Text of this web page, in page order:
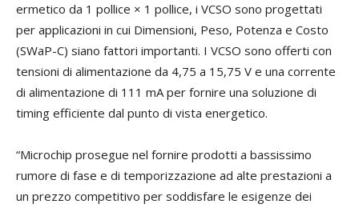
ermetico da 1 pollice × 1 pollice, i VCSO sono progettati
per applicazioni in cui Dimensioni, Peso, Potenza e Costo
(SWaP-C) siano fattori importanti. I VCSO sono offerti con
tensioni di alimentazione da 4,75 a 15,75 V e una corrente
di alimentazione di 111 mA per fornire una soluzione di
timing efficiente dal punto di vista energetico.
“Microchip prosegue nel fornire prodotti a bassissimo
rumore di fase e di temporizzazione ad alte prestazioni a
un prezzo competitivo per soddisfare le esigenze dei